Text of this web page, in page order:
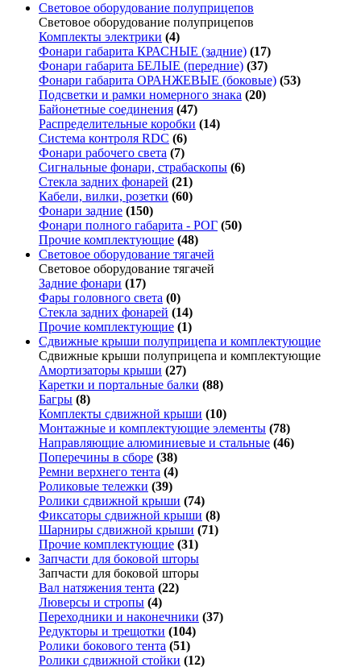
Световое оборудование полуприцепов
Световое оборудование полуприцепов
Комплекты электрики (4)
Фонари габарита КРАСНЫЕ (задние) (17)
Фонари габарита БЕЛЫЕ (передние) (37)
Фонари габарита ОРАНЖЕВЫЕ (боковые) (53)
Подсветки и рамки номерного знака (20)
Байонетные соединения (47)
Распределительные коробки (14)
Система контроля RDC (6)
Фонари рабочего света (7)
Сигнальные фонари, страбаскопы (6)
Стекла задних фонарей (21)
Кабели, вилки, розетки (60)
Фонари задние (150)
Фонари полного габарита - РОГ (50)
Прочие комплектующие (48)
Световое оборудование тягачей
Световое оборудование тягачей
Задние фонари (17)
Фары головного света (0)
Стекла задних фонарей (14)
Прочие комплектующие (1)
Сдвижные крыши полуприцепа и комплектующие
Сдвижные крыши полуприцепа и комплектующие
Амортизаторы крыши (27)
Каретки и портальные балки (88)
Багры (8)
Комплекты сдвижной крыши (10)
Монтажные и комплектующие элементы (78)
Направляющие алюминиевые и стальные (46)
Поперечины в сборе (38)
Ремни верхнего тента (4)
Роликовые тележки (39)
Ролики сдвижной крыши (74)
Фиксаторы сдвижной крыши (8)
Шарниры сдвижной крыши (71)
Прочие комплектующие (31)
Запчасти для боковой шторы
Запчасти для боковой шторы
Вал натяжения тента (22)
Люверсы и стропы (4)
Переходники и наконечники (37)
Редукторы и трещотки (104)
Ролики бокового тента (51)
Ролики сдвижной стойки (12)